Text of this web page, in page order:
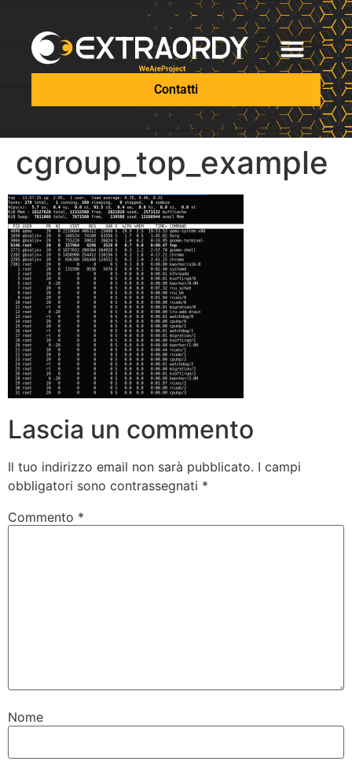
Contatti
cgroup_top_example
Lascia un commento
Il tuo indirizzo email non sarà pubblicato. I campi
obbligatori sono contrassegnati *
Commento *
Nome